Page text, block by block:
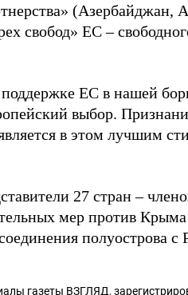
(Азербайджан,
свобод» ЕС –
ЕС в нашей
выбор.
в этом лучшим
27 стран –
мер против
полуострова с
газеты ВЗГЛЯД,